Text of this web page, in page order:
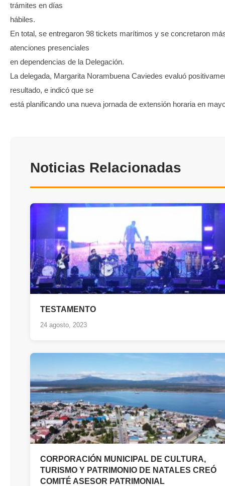
trámites en días
hábiles.
En total, se entregaron 98 tickets marítimos y se concretaron
atenciones presenciales
en dependencias de la Delegación.
La delegada, Margarita Norambuena Caviedes evaluó
resultado, e indicó que se
está planificando una nueva jornada de extensión horaria en
Noticias Relacionadas
TESTAMENTO
24 agosto, 2023
CORPORACIÓN MUNICIPAL DE CULTURA,
TURISMO Y PATRIMONIO DE NATALES CREÓ
COMITÉ ASESOR PATRIMONIAL